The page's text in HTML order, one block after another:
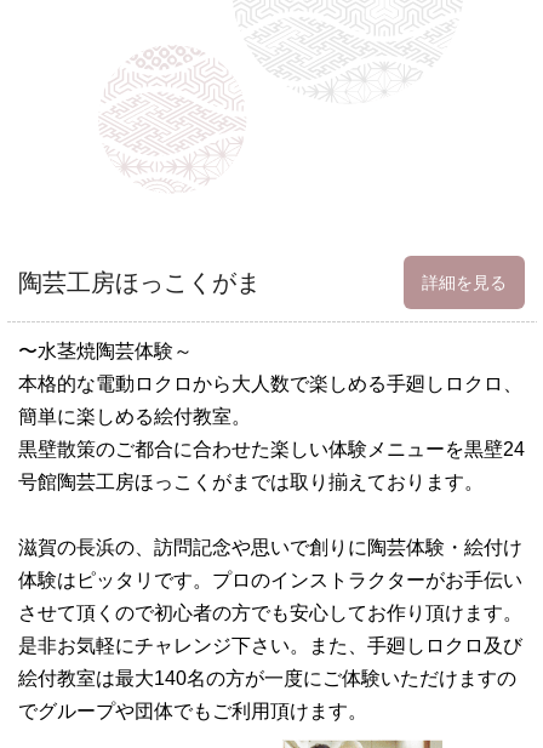
陶芸工房ほっこくがま 詳細を見る
〜水茎焼陶芸体験～
本格的な電動ロクロから大人数で楽しめる手廻しロクロ、
簡単に楽しめる絵付教室。
黒壁散策のご都合に合わせた楽しい体験メニューを黒壁24
号館陶芸工房ほっこくがまでは取り揃えております。
滋賀の長浜の、訪問記念や思いで創りに陶芸体験・絵付け
体験はピッタリです。プロのインストラクターがお手伝い
させて頂くので初心者の方でも安心してお作り頂けます。
是非お気軽にチャレンジ下さい。また、手廻しロクロ及び
絵付教室は最大140名の方が一度にご体験いただけますの
でグループや団体でもご利用頂けます。